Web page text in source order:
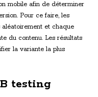
mobile afin de déterminer
Pour ce faire, les
et chaque
du contenu. Les résultats
la variante la plus
testing